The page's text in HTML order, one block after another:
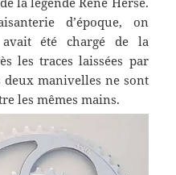
d’époque, on
été chargé de la
les traces laissées par
manivelles ne sont
les mêmes mains.